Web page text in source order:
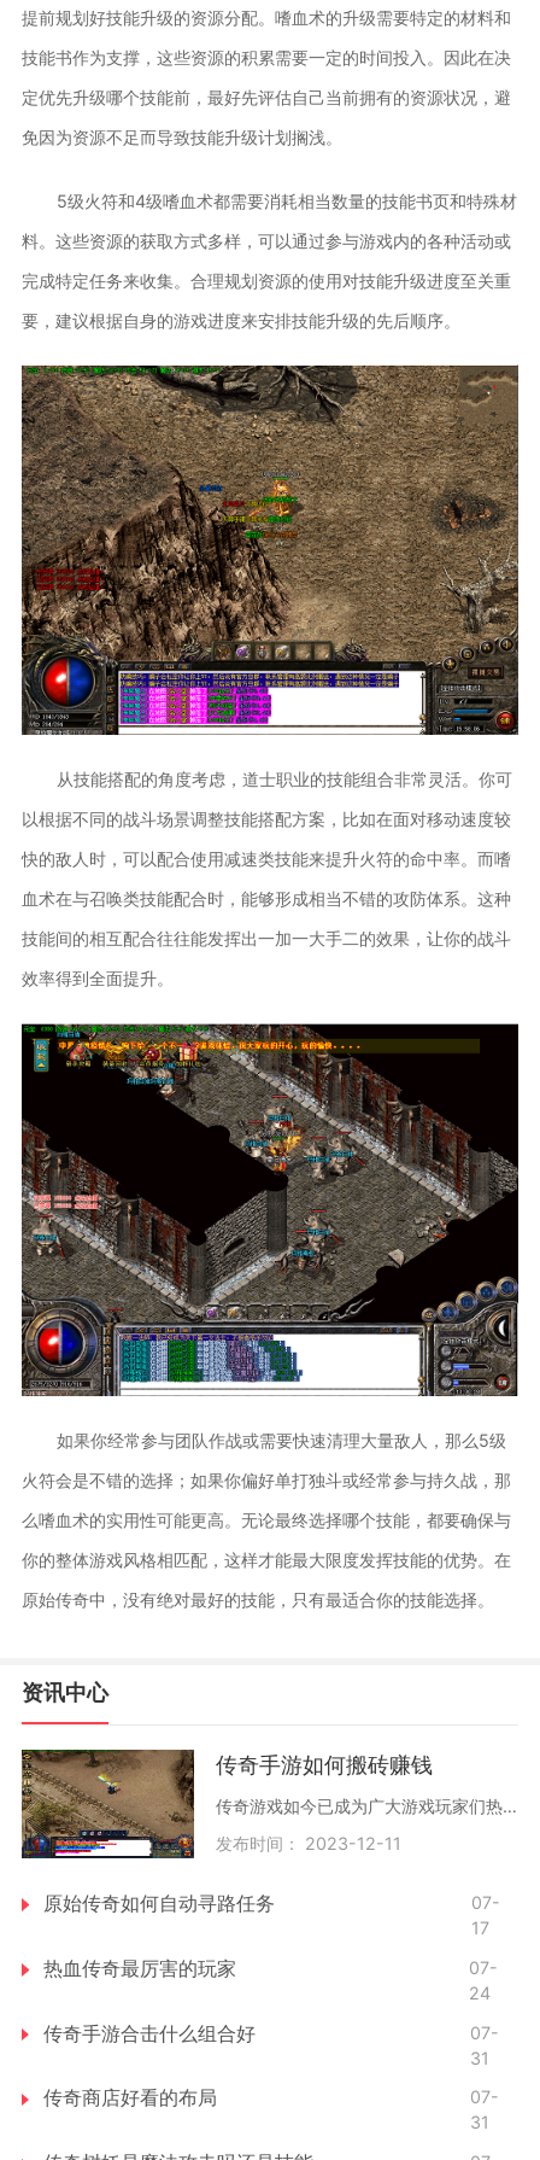
提前规划好技能升级的资源分配。嗜血术的升级需要特定的材料和
技能书作为支撑，这些资源的积累需要一定的时间投入。因此在决
定优先升级哪个技能前，最好先评估自己当前拥有的资源状况，避
免因为资源不足而导致技能升级计划搁浅。
5级火符和4级嗜血术都需要消耗相当数量的技能书页和特殊材
料。这些资源的获取方式多样，可以通过参与游戏内的各种活动或
完成特定任务来收集。合理规划资源的使用对技能升级进度至关重
要，建议根据自身的游戏进度来安排技能升级的先后顺序。
从技能搭配的角度考虑，道士职业的技能组合非常灵活。你可
以根据不同的战斗场景调整技能搭配方案，比如在面对移动速度较
快的敌人时，可以配合使用减速类技能来提升火符的命中率。而嗜
血术在与召唤类技能配合时，能够形成相当不错的攻防体系。这种
技能间的相互配合往往能发挥出一加一大手二的效果，让你的战斗
效率得到全面提升。
如果你经常参与团队作战或需要快速清理大量敌人，那么5级
火符会是不错的选择；如果你偏好单打独斗或经常参与持久战，那
么嗜血术的实用性可能更高。无论最终选择哪个技能，都要确保与
你的整体游戏风格相匹配，这样才能最大限度发挥技能的优势。在
原始传奇中，没有绝对最好的技能，只有最适合你的技能选择。
资讯中心
传奇手游如何搬砖赚钱
传奇游戏如今已成为广大游戏玩家们热衷的手游之一，不仅因其独特的游戏玩法和精美的画面，更是因为它给玩家们提供了诸多机会来搬砖赚钱。下面，我将为大家介绍一些搬砖赚钱的
发布时间： 2023-12-11
原始传奇如何自动寻路任务
07-
17
热血传奇最厉害的玩家
07-
24
传奇手游合击什么组合好
07-
31
传奇商店好看的布局
07-
31